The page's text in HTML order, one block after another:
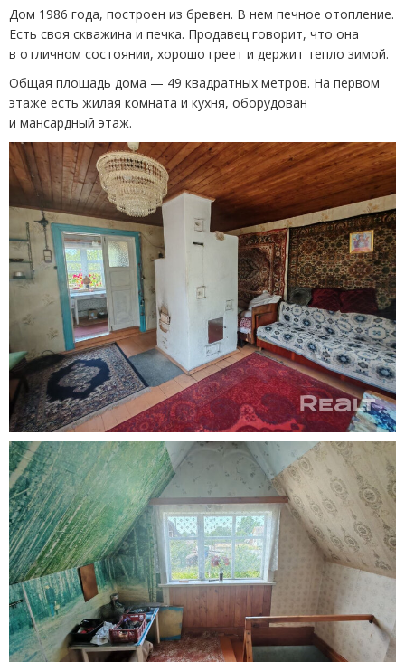
Дом 1986 года, построен из бревен. В нем печное отопление.
Есть своя скважина и печка. Продавец говорит, что она
в отличном состоянии, хорошо греет и держит тепло зимой.
Общая площадь дома — 49 квадратных метров. На первом
этаже есть жилая комната и кухня, оборудован
и мансардный этаж.